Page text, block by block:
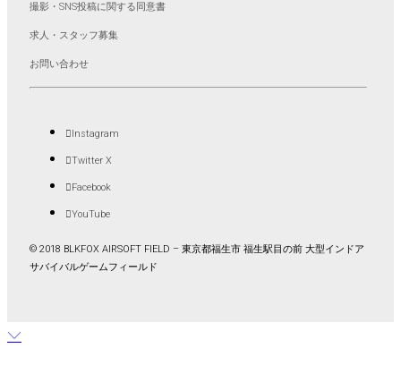
撮影・SNS投稿に関する同意書
求人・スタッフ募集
お問い合わせ
Instagram
Twitter X
Facebook
YouTube
© 2018 BLKFOX AIRSOFT FIELD – 東京都福生市 福生駅目の前 大型インドア
サバイバルゲームフィールド